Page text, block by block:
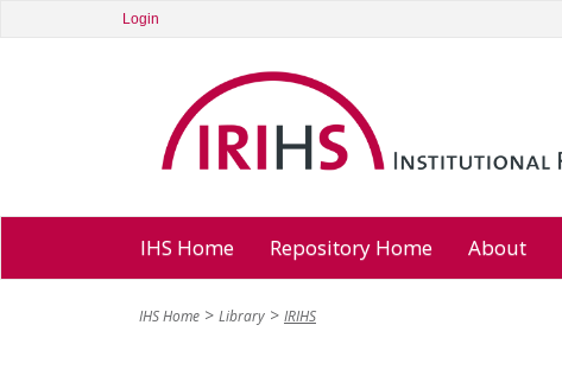
Login
IHS Home Repository Home About
IHS Home Library IRIHS